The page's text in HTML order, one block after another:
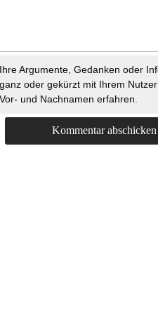
Ihre Argumente, Gedanken oder
ganz oder gekürzt mit Ihrem
Vor- und Nachnamen erfahren.